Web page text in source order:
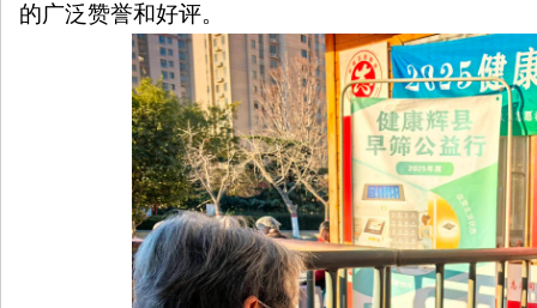
的广泛赞誉和好评。